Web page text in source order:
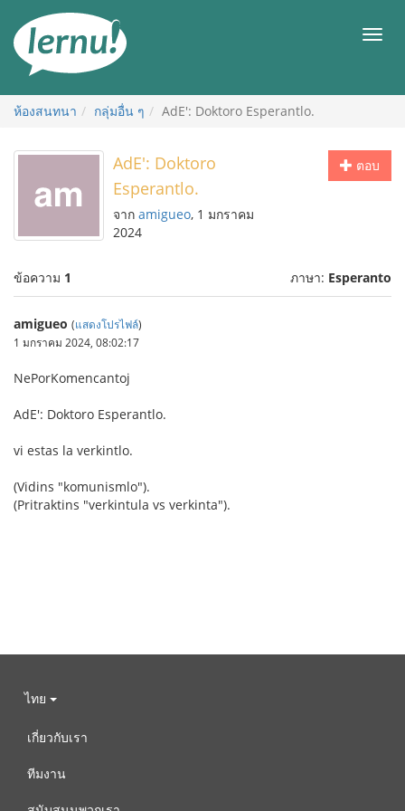
สารบัญ
เมนู
ห้องสนทนา กลุ่มอื่น ๆ AdE': Doktoro Esperantlo.
ตอบ
AdE': Doktoro
Esperantlo.
จาก amigueo, 1 มกราคม
2024
ข้อความ 1 ภาษา: Esperanto
amigueo (แสดงโปรไฟล์)
1 มกราคม 2024, 08:02:17
NePorKomencantoj
AdE': Doktoro Esperantlo.
vi estas la verkintlo.
(Vidins "komunismlo").
(Pritraktins "verkintula vs verkinta").
ไทย
เกี่ยวกับเรา
ทีมงาน